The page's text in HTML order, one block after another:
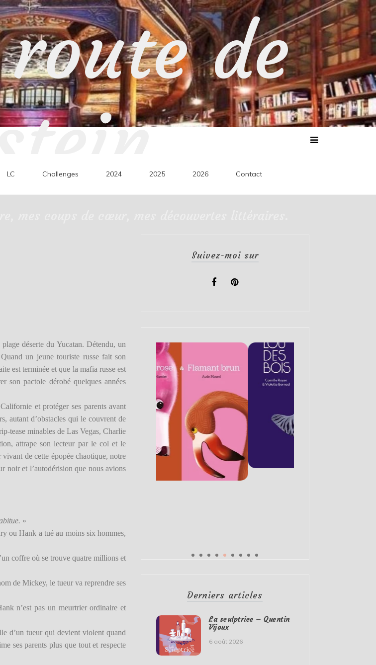
de
LC Challenges 2024 2025 2026 Contact
déserte du Yucatan. Détendu, un
un jeune touriste russe fait son
est terminée et que la mafia russe est
son pactole dérobé quelques années
et protéger ses parents avant
autant d’obstacles qui le couvrent de
tease minables de Las Vegas, Charlie
attrape son lecteur par le col et le
de cette épopée chaotique, notre
noir et l’autodérision que nous avions
»
ou Hank a tué au moins six hommes,
coffre où se trouve quatre millions et
de Mickey, le tueur va reprendre ses
n’est pas un meurtrier ordinaire et
d’un tueur qui devient violent quand
ses parents plus que tout et respecte
Suivez-moi sur
Derniers articles
La sculptrice – Quentin
Vijoux
6 août 2026